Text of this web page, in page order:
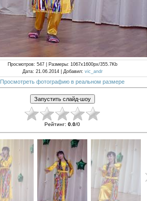
Просмотров: 547 | Размеры: 1067x1600px/355.7Kb
Дата: 21.06.2014 | Добавил: vic_andr
Просмотреть фотографию в реальном размере
Рейтинг: 0.0/0